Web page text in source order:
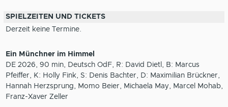
SPIELZEITEN UND TICKETS
Derzeit keine Termine.
Ein Münchner im Himmel
DE 2026, 90 min, Deutsch OdF, R: David Dietl, B: Marcus
Pfeiffer, K: Holly Fink, S: Denis Bachter, D: Maximilian Brückner,
Hannah Herzsprung, Momo Beier, Michaela May, Marcel Mohab,
Franz-Xaver Zeller